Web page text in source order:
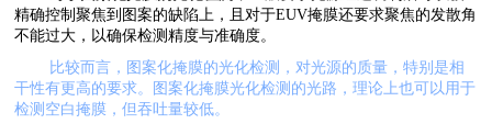
精确控制聚焦到图案的缺陷上，且对于EUV掩膜还要求聚焦的发散角
不能过大，以确保检测精度与准确度。
比较而言，图案化掩膜的光化检测，对光源的质量，特别是相
干性有更高的要求。图案化掩膜光化检测的光路，理论上也可以用于
检测空白掩膜，但吞吐量较低。